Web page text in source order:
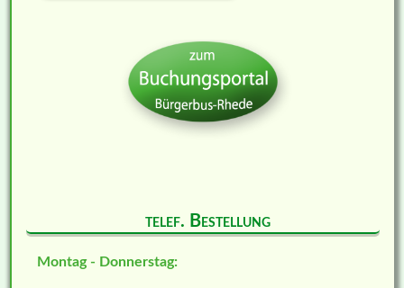
telef. Bestellung
Montag - Donnerstag: